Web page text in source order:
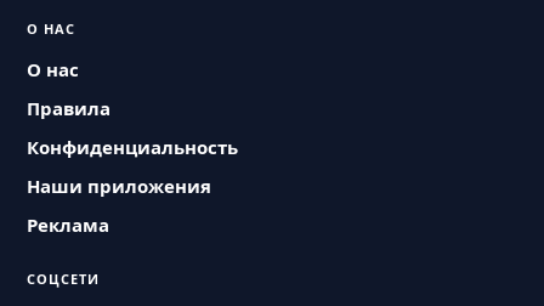
О НАС
О нас
Правила
Конфиденциальность
Наши приложения
Реклама
СОЦСЕТИ